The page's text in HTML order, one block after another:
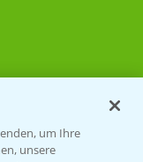
um Ihre
unsere